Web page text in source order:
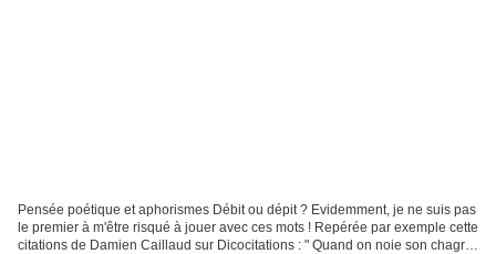
Pensée poétique et aphorismes Débit ou dépit ? Evidemment, je ne suis pas
le premier à m'être risqué à jouer avec ces mots ! Repérée par exemple cette
citations de Damien Caillaud sur Dicocitations : " Quand on noie son chagrin